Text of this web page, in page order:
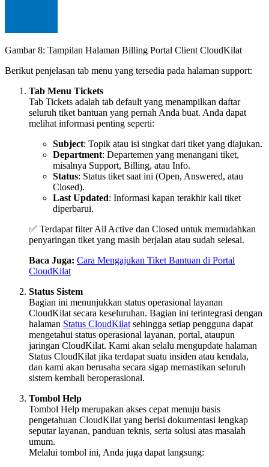
Gambar 8: Tampilan Halaman Billing Portal Client CloudKilat
Berikut penjelasan tab menu yang tersedia pada halaman support:
Tab Menu Tickets
Tab Tickets adalah tab default yang menampilkan daftar
seluruh tiket bantuan yang pernah Anda buat. Anda dapat
melihat informasi penting seperti:
Subject: Topik atau isi singkat dari tiket yang diajukan.
Department: Departemen yang menangani tiket,
misalnya Support, Billing, atau Info.
Status: Status tiket saat ini (Open, Answered, atau
Closed).
Last Updated: Informasi kapan terakhir kali tiket
diperbarui.
✅ Terdapat filter All Active dan Closed untuk memudahkan
penyaringan tiket yang masih berjalan atau sudah selesai.
Baca Juga: Cara Mengajukan Tiket Bantuan di Portal
CloudKilat
Status Sistem
Bagian ini menunjukkan status operasional layanan
CloudKilat secara keseluruhan. Bagian ini terintegrasi dengan
halaman Status CloudKilat sehingga setiap pengguna dapat
mengetahui status operasional layanan, portal, ataupun
jaringan CloudKilat. Kami akan selalu mengupdate halaman
Status CloudKilat jika terdapat suatu insiden atau kendala,
dan kami akan berusaha secara sigap memastikan seluruh
sistem kembali beroperasional.
Tombol Help
Tombol Help merupakan akses cepat menuju basis
pengetahuan CloudKilat yang berisi dokumentasi lengkap
seputar layanan, panduan teknis, serta solusi atas masalah
umum.
Melalui tombol ini, Anda juga dapat langsung: